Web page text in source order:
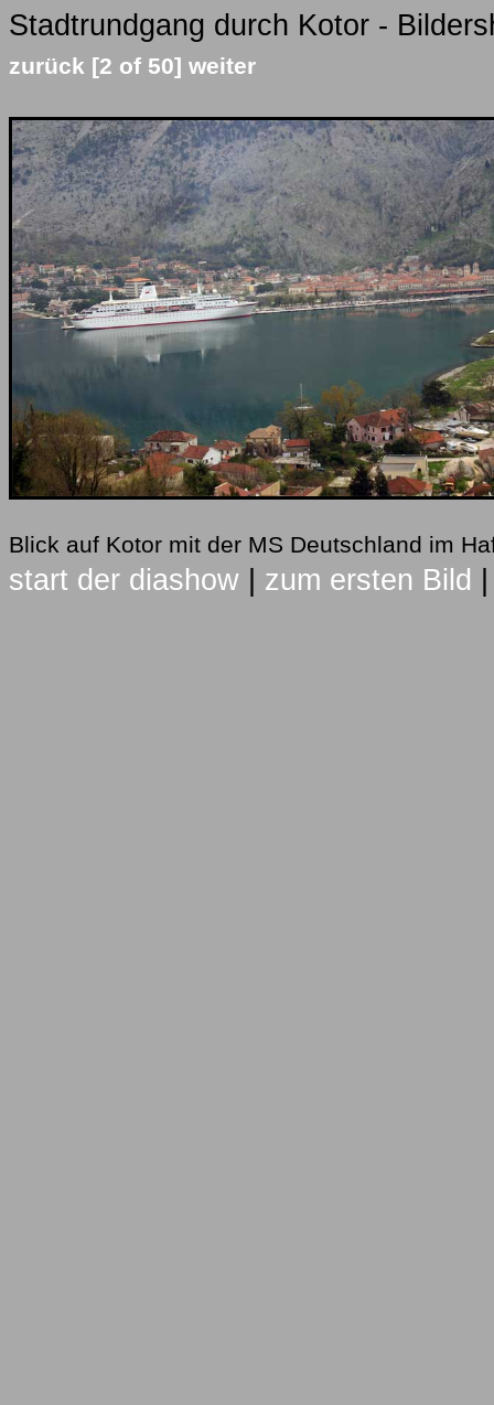
Stadtrundgang durch Kotor -
zurück [2 of 50] weiter
Blick auf Kotor mit der MS Deutschland im
start der diashow zum ersten Bild